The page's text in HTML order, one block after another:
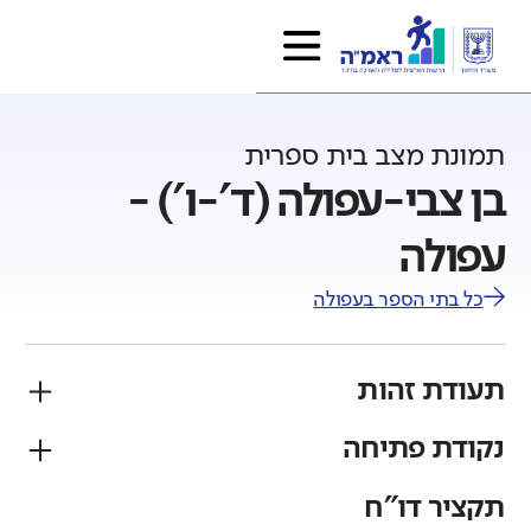
תמונת מצב בית ספרית
בן צבי-עפולה (ד'-ו') -
עפולה
כל בתי הספר בעפולה
תעודת זהות
פיקוח
נקודת פתיחה
תקציר דו"ח